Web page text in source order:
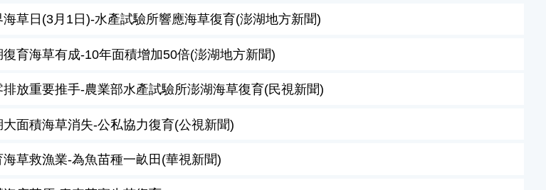
海草日(3月1日)-水產試驗所響應海草復育(澎湖地方新聞)
復育海草有成-10年面積增加50倍(澎湖地方新聞)
排放重要推手-農業部水產試驗所澎湖海草復育(民視新聞)
大面積海草消失-公私協力復育(公視新聞)
海草救漁業-為魚苗種一畝田(華視新聞)